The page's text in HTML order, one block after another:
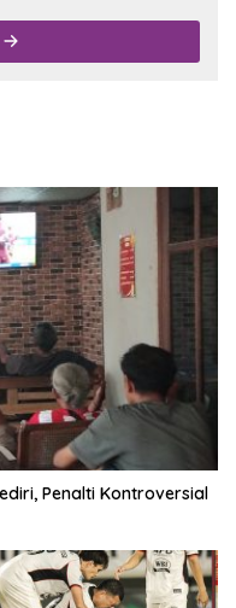
Penalti Kontroversial